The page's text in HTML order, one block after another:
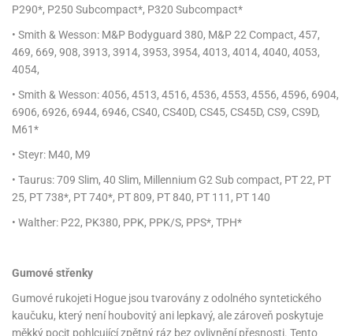
P290*, P250 Subcompact*, P320 Subcompact*
• Smith & Wesson: M&P Bodyguard 380, M&P 22 Compact, 457,
469, 669, 908, 3913, 3914, 3953, 3954, 4013, 4014, 4040, 4053,
4054,
• Smith & Wesson: 4056, 4513, 4516, 4536, 4553, 4556, 4596, 6904,
6906, 6926, 6944, 6946, CS40, CS40D, CS45, CS45D, CS9, CS9D,
M61*
• Steyr: M40, M9
• Taurus: 709 Slim, 40 Slim, Millennium G2 Sub compact, PT 22, PT
25, PT 738*, PT 740*, PT 809, PT 840, PT 111, PT 140
• Walther: P22, PK380, PPK, PPK/S, PPS*, TPH*
Gumové střenky
Gumové rukojeti Hogue jsou tvarovány z odolného syntetického
kaučuku, který není houbovitý ani lepkavý, ale zároveň poskytuje
měkký pocit pohlcující zpětný ráz bez ovlivnění přesnosti. Tento